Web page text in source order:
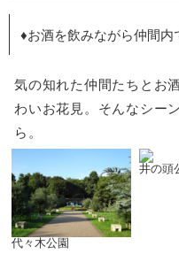
♦お酒を飲みながら仲間内
気の知れた仲間たちとお
わいお花見。そんなシー
ら。
代々木公園
井の頭